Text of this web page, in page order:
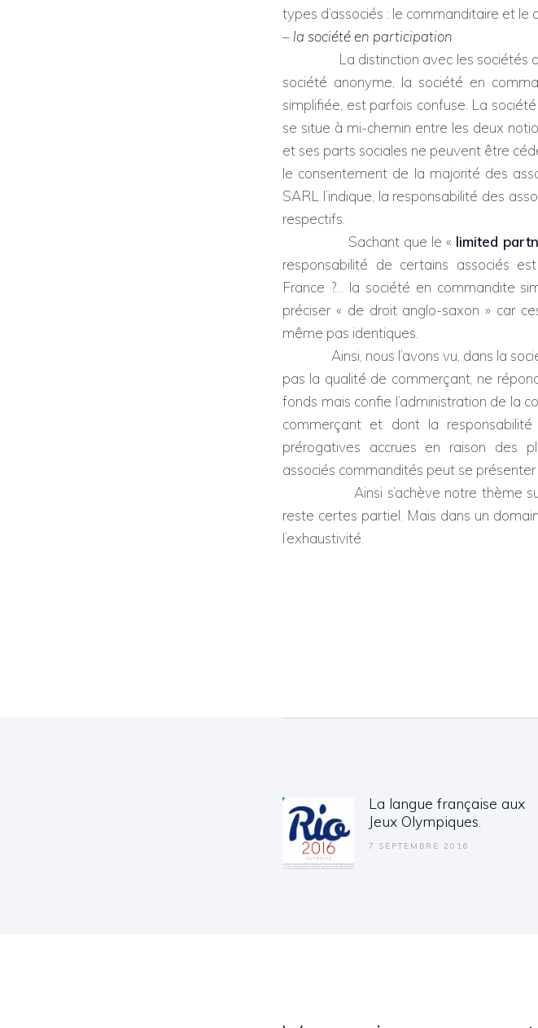
types d’associés : le commanditaire et le
– la société en participation
La distinction avec les sociétés de
société anonyme, la société en
simplifiée, est parfois confuse. La
se situe à mi-chemin entre les deux
et ses parts sociales ne peuvent être
le consentement de la majorité des
SARL l’indique, la responsabilité des
respectifs.
Sachant que le « limited
responsabilité de certains associés
France ?… la société en commandite
préciser « de droit anglo-saxon » car
même pas identiques.
Ainsi, nous l’avons vu, dans la
pas la qualité de commerçant, ne
fonds mais confie l’administration de la
commerçant et dont la
prérogatives accrues en raison des
associés commandités peut se
Ainsi s’achève notre thème sur
reste certes partiel. Mais dans un
l’exhaustivité.
Previous post:
La langue française aux
Jeux Olympiques.
7 SEPTEMBRE 2016